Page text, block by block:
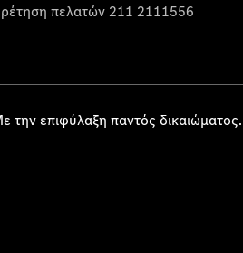
πελατών 211 2111556
επιφύλαξη παντός δικαιώματος.